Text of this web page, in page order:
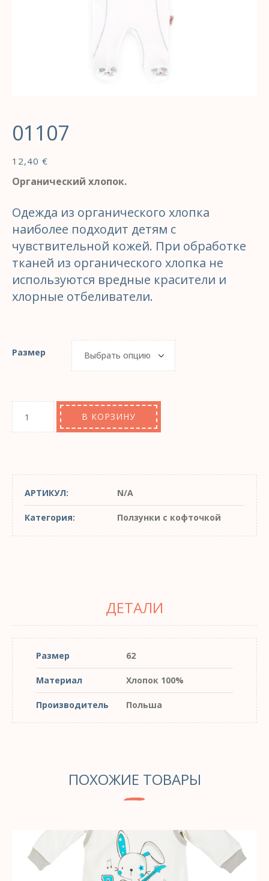
01107
12,40 €
Органический хлопок.
Одежда из органического хлопка
наиболее подходит детям с
чувствительной кожей. При обработке
тканей из органического хлопка не
используются вредные красители и
хлорные отбеливатели.
Размер
В КОРЗИНУ
АРТИКУЛ: N/A
Категория: Ползунки с кофточкой
ДЕТАЛИ
Размер 62
Материал Хлопок 100%
Производитель Польша
ПОХОЖИЕ ТОВАРЫ